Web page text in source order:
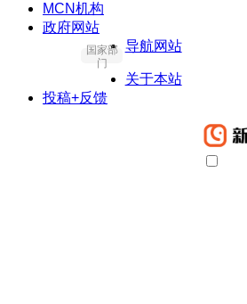
MCN机构
政府网站
国家部
门
导航网站
关于本站
投稿+反馈